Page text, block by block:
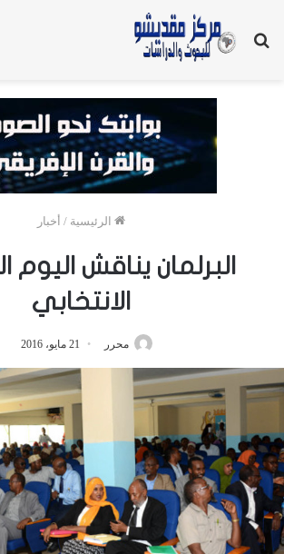
بحث
الرئيسية / أخبار
البرلمان يناقش اليوم
الانتخابي
محرر 21 مايو، 2016